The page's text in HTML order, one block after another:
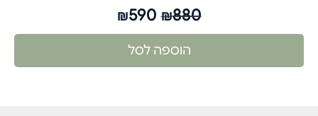
₪880
₪590
הוספה לסל